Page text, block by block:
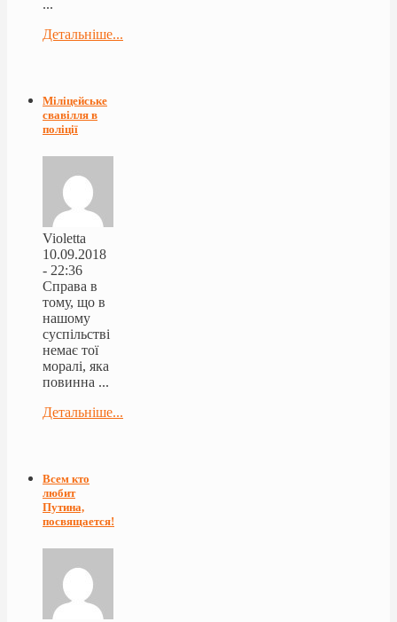
...
Детальніше...
Міліцейське
свавілля в
поліції
Violetta
10.09.2018
- 22:36
Справа в
тому, що в
нашому
суспільстві
немає тої
моралі, яка
повинна ...
Детальніше...
Всем кто
любит
Путина,
посвящается!